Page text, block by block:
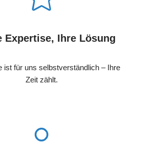
Expertise, Ihre Lösung
ist für uns selbstverständlich – Ihre
Zeit zählt.